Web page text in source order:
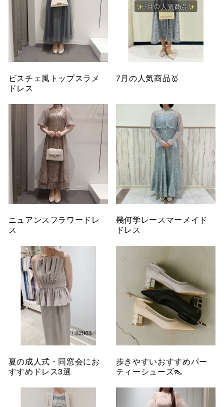
ビスチェ風トップスラメ
ドレス
7月の人気商品🥇
ニュアンスフラワードレ
ス
幾何学レースマーメイド
ドレス
夏の成人式・同窓会にお
すすめドレス3選
歩きやすいおすすめパー
ティーシューズ👠